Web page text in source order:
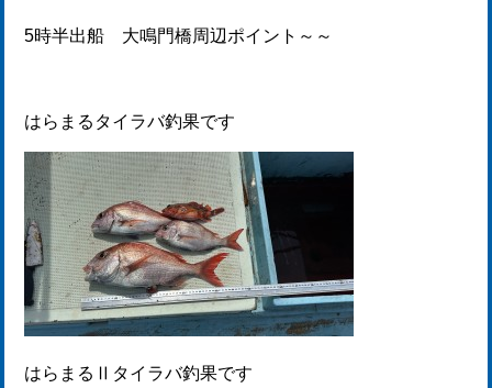
5時半出船 大鳴門橋周辺ポイント～～
はらまるタイラバ釣果です
はらまるⅡタイラバ釣果です